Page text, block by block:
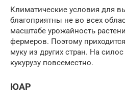
Климатические условия для
благоприятны не во всех
масштабе урожайность
фермеров. Поэтому
муку из других стран. На
кукурузу повсеместно.
ЮАР